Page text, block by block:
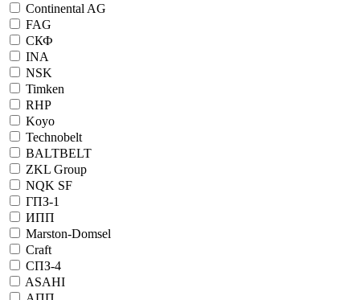
Continental AG
FAG
СКФ
INA
NSK
Timken
RHP
Koyo
Technobelt
BALTBELT
ZKL Group
NQK SF
ГПЗ-1
ИПП
Marston-Domsel
Craft
СПЗ-4
ASAHI